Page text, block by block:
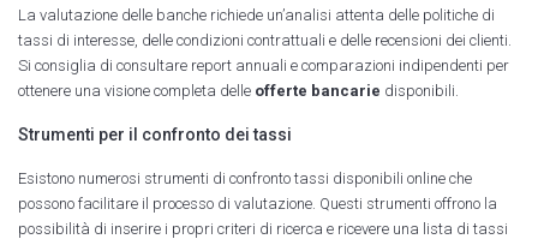
La valutazione delle banche richiede un’analisi attenta delle politiche di
tassi di interesse, delle condizioni contrattuali e delle recensioni dei clienti.
Si consiglia di consultare report annuali e comparazioni indipendenti per
ottenere una visione completa delle offerte bancarie disponibili.
Strumenti per il confronto dei tassi
Esistono numerosi strumenti di confronto tassi disponibili online che
possono facilitare il processo di valutazione. Questi strumenti offrono la
possibilità di inserire i propri criteri di ricerca e ricevere una lista di tassi